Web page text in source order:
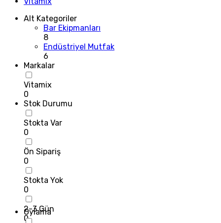
Alt Kategoriler
Bar Ekipmanları
8
Endüstriyel Mutfak
6
Markalar
Vitamix
0
Stok Durumu
Stokta Var
0
Ön Sipariş
0
Stokta Yok
0
2-3 Gün
0
Oylama